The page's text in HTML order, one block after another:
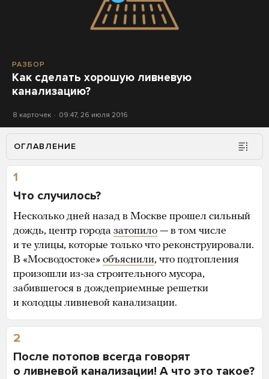
РАЗБОР
Как сделать хорошую ливневую
канализацию?
8 карточек 09:47, 26 июля 2016
ОГЛАВЛЕНИЕ
1
Что случилось?
Несколько дней назад в Москве прошел сильный
дождь, центр города затопило — в том числе
и те улицы, которые только что реконструировали.
В «Мосводостоке» объяснили, что подтопления
произошли из-за строительного мусора,
забившегося в дождеприемные решетки
и колодцы ливневой канализации.
2
После потопов всегда говорят
о ливневой канализации! А что это такое?